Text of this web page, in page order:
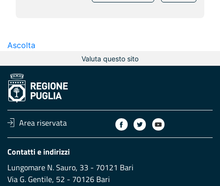
Ascolta
Valuta questo sito
Area riservata
Contatti e indirizzi
Lungomare N. Sauro, 33 - 70121 Bari
Via G. Gentile, 52 - 70126 Bari